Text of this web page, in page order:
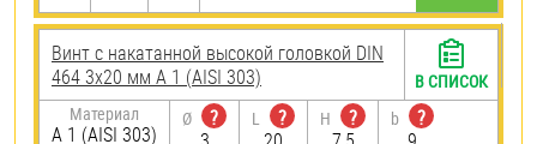
Винт с накатанной высокой головкой DIN
464 3х20 мм А 1 (AISI 303)
Материал
А 1 (AISI 303)
Ø
?
L
?
H
?
b
?
В СПИСОК